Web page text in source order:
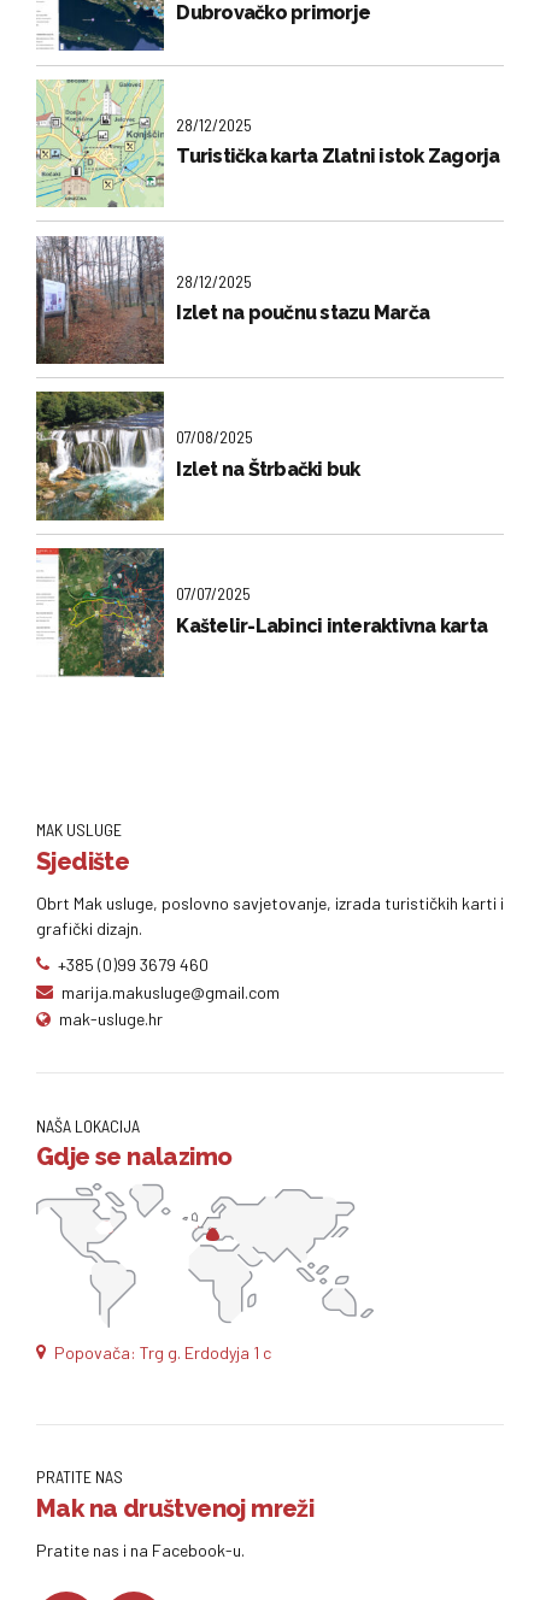
Dubrovačko primorje
28/12/2025
Turistička karta Zlatni istok Zagorja
28/12/2025
Izlet na poučnu stazu Marča
07/08/2025
Izlet na Štrbački buk
07/07/2025
Kaštelir-Labinci interaktivna karta
MAK USLUGE
Sjedište
Obrt Mak usluge, poslovno savjetovanje, izrada turističkih karti i
grafički dizajn.
+385 (0)99 3679 460
marija.makusluge@gmail.com
mak-usluge.hr
NAŠA LOKACIJA
Gdje se nalazimo
Popovača: Trg g. Erdodyja 1 c
PRATITE NAS
Mak na društvenoj mreži
Pratite nas i na Facebook-u.